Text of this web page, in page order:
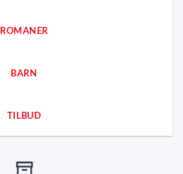
ROMANER
BARN
TILBUD